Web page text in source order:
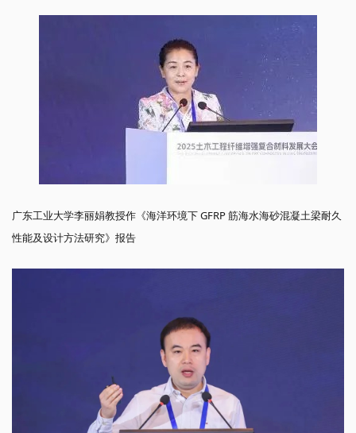
广东工业大学李丽娟教授作《海洋环境下 GFRP 筋海水海砂混凝土梁耐久
性能及设计方法研究》报告